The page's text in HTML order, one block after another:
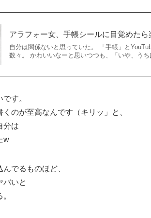
アラフォー女、手帳シールに目覚めたら
自分は関係ないと思っていた。 「手帳」と
数々。 かわいいなーと思いつつも、「いや、う
す。
のが至高なんです（キリッ」と、
分は
w
でるものほど、
バいと